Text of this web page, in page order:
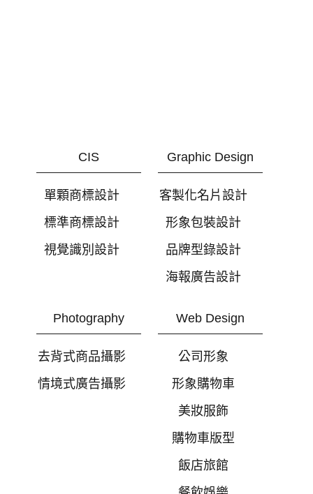
CIS
單顆商標設計
標準商標設計
視覺識別設計
Graphic Design
客製化名片設計
形象包裝設計
品牌型錄設計
海報廣告設計
Photography
去背式商品攝影
情境式廣告攝影
Web Design
公司形象
形象購物車
美妝服飾
購物車版型
飯店旅館